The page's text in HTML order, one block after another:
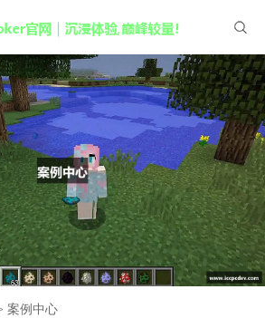
案例中心